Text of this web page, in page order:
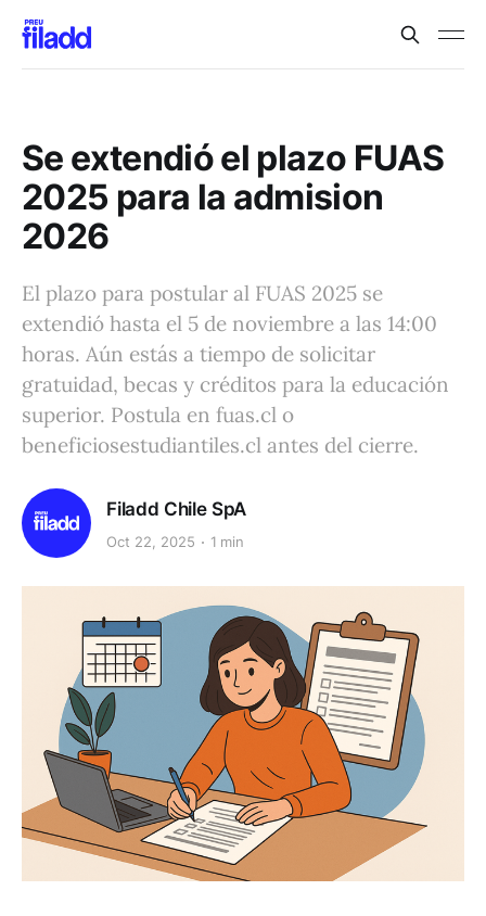
Se extendió el plazo FUAS
2025 para la admision
2026
El plazo para postular al FUAS 2025 se
extendió hasta el 5 de noviembre a las 14:00
horas. Aún estás a tiempo de solicitar
gratuidad, becas y créditos para la educación
superior. Postula en fuas.cl o
beneficiosestudiantiles.cl antes del cierre.
Filadd Chile SpA
Oct 22, 2025 1 min